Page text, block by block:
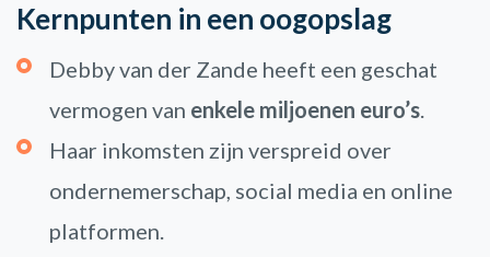
Kernpunten in een oogopslag
Debby van der Zande heeft een geschat
vermogen van enkele miljoenen euro’s.
Haar inkomsten zijn verspreid over
ondernemerschap, social media en online
platformen.